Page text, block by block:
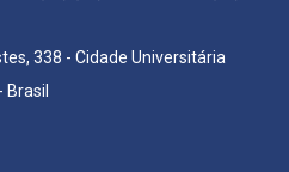
338 - Cidade Universitária
Brasil